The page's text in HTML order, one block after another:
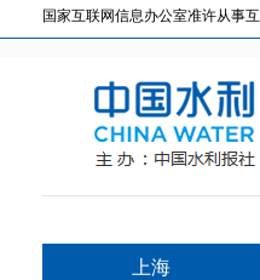
国家互联网信息办公室准许从事
上海